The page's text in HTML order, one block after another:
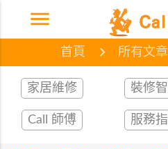
menu 首頁 網誌
首頁 所有文章
家居維修 裝修
Call 師傅 服務